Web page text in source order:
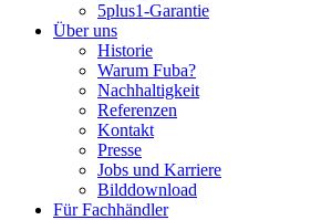
5plus1-Garantie
Über uns
Historie
Warum Fuba?
Nachhaltigkeit
Referenzen
Kontakt
Presse
Jobs und Karriere
Bilddownload
Für Fachhändler